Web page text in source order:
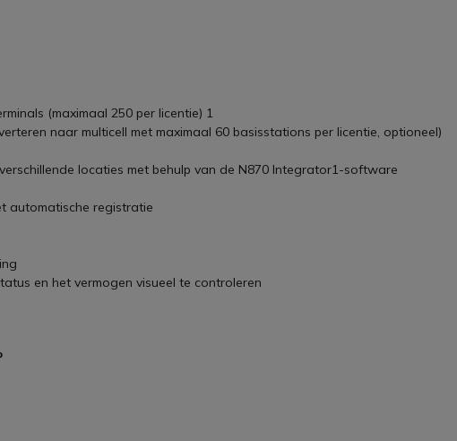
(maximaal 250 per licentie) 1
naar multicell met maximaal 60 basisstations per licentie, optioneel)
locaties met behulp van de N870 Integrator1-software
automatische registratie
en het vermogen visueel te controleren